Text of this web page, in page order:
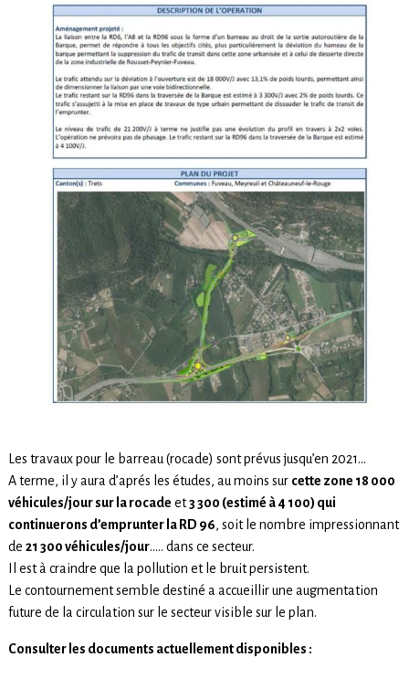
Les travaux pour le barreau (rocade) sont prévus jusqu’en 2021…
A terme, il y aura d’aprés les études, au moins sur cette zone 18 000
véhicules/jour sur la rocade et3 300 (estimé à 4 100) qui
continuerons d’emprunter la RD 96, soit le nombre impressionnant
de 21 300 véhicules/jour….. dans ce secteur.
Il est à craindre que la pollution et le bruit persistent.
Le contournement semble destiné a accueillir une augmentation
future de la circulation sur le secteur visible sur le plan.
Consulter les documents actuellement disponibles :